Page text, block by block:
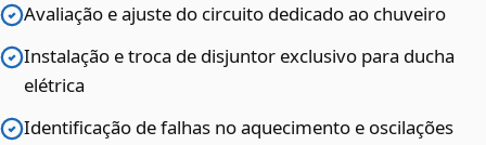
Avaliação e ajuste do circuito dedicado ao chuveiro
Instalação e troca de disjuntor exclusivo para ducha
elétrica
Identificação de falhas no aquecimento e oscilações